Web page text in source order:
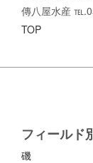
傳八屋水産
TOP
フィールド
磯